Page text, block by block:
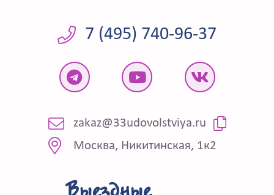
7 (495) 740-96-37
zakaz@33udovolstviya.ru
Москва, Никитинская, 1к2